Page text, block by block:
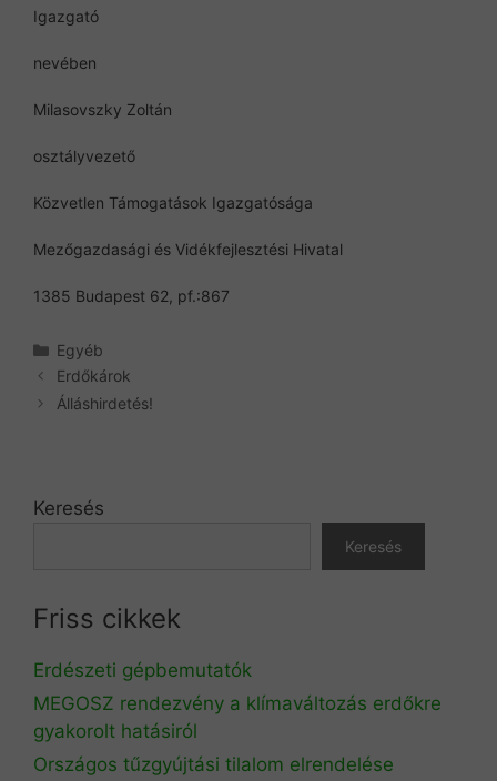
Igazgató
nevében
Milasovszky Zoltán
osztályvezető
Közvetlen Támogatások Igazgatósága
Mezőgazdasági és Vidékfejlesztési Hivatal
1385 Budapest 62, pf.:867
Kategória
Egyéb
Erdőkárok
Álláshirdetés!
Keresés
Keresés
Friss cikkek
Erdészeti gépbemutatók
MEGOSZ rendezvény a klímaváltozás erdőkre
gyakorolt hatásiról
Országos tűzgyújtási tilalom elrendelése